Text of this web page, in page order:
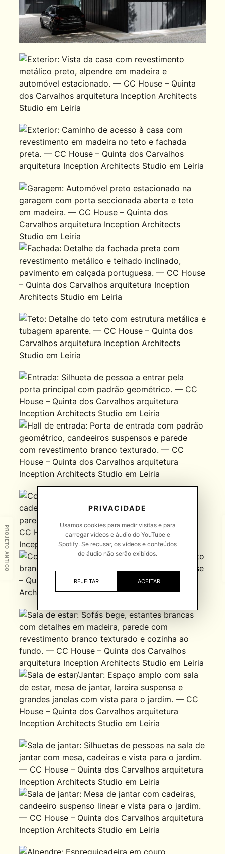
PROJETO ANTIGO
PRIVACIDADE
Usamos cookies para medir visitas e para
carregar vídeos e áudio do YouTube e
Spotify. Se recusar, os vídeos e conteúdos
de áudio não serão exibidos.
REJEITAR ACEITAR